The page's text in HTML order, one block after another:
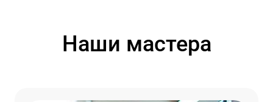
Наши мастера